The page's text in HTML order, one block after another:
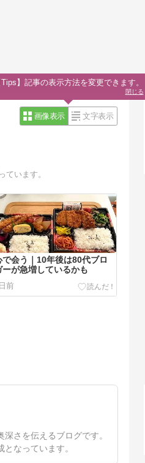
画像表示 文字表示
ています。
で会う｜10年後は80代ブロ
ーが急増しているかも
前
さを伝えるブログです。
なっています。
Tips】記事の表示方法を変更できます。
閉じる